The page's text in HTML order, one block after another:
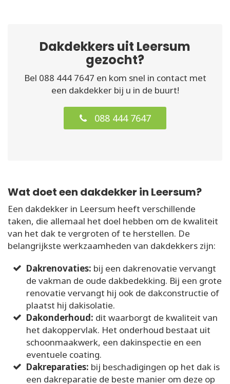
Dakdekkers uit Leersum
gezocht?
Bel 088 444 7647 en kom snel in contact met
een dakdekker bij u in de buurt!
088 444 7647
Wat doet een dakdekker in Leersum?
Een dakdekker in Leersum heeft verschillende
taken, die allemaal het doel hebben om de kwaliteit
van het dak te vergroten of te herstellen. De
belangrijkste werkzaamheden van dakdekkers zijn:
Dakrenovaties: bij een dakrenovatie vervangt
de vakman de oude dakbedekking. Bij een grote
renovatie vervangt hij ook de dakconstructie of
plaatst hij dakisolatie.
Dakonderhoud: dit waarborgt de kwaliteit van
het dakoppervlak. Het onderhoud bestaat uit
schoonmaakwerk, een dakinspectie en een
eventuele coating.
Dakreparaties: bij beschadigingen op het dak is
een dakreparatie de beste manier om deze op